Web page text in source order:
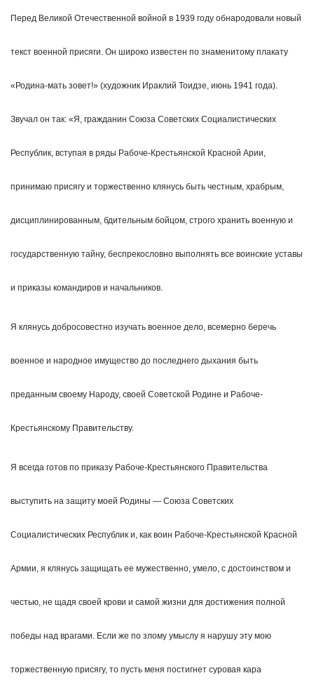
Перед Великой Отечественной войной в 1939 году обнародовали новый
текст военной присяги. Он широко известен по знаменитому плакату
«Родина-мать зовет!» (художник Ираклий Тоидзе, июнь 1941 года).
Звучал он так: «Я, гражданин Союза Советских Социалистических
Республик, вступая в ряды Рабоче-Крестьянской Красной Арии,
принимаю присягу и торжественно клянусь быть честным, храбрым,
дисциплинированным, бдительным бойцом, строго хранить военную и
государственную тайну, беспрекословно выполнять все воинские уставы
и приказы командиров и начальников.
Я клянусь добросовестно изучать военное дело, всемерно беречь
военное и народное имущество до последнего дыхания быть
преданным своему Народу, своей Советской Родине и Рабоче-
Крестьянскому Правительству.
Я всегда готов по приказу Рабоче-Крестьянского Правительства
выступить на защиту моей Родины — Союза Советских
Социалистических Республик и, как воин Рабoчe-Крeстьянской Красной
Армии, я клянусь защищать ее мужественно, умело, с достоинством и
честью, не щадя своей крови и самой жизни для достижения полной
победы над врагами. Если же по злому умыслу я нарушу эту мою
торжественную присягу, то пусть меня постигнет суровая кара